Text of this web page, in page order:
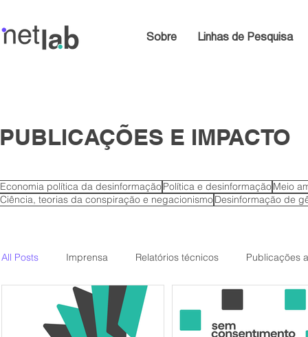
Sobre Linhas de Pesquisa
PUBLICAÇÕES E IMPACTO
Economia política da desinformaçãoPolítica e desinformaçãoMeio
Ciência, teorias da conspiração e negacionismoDesinformação de
All Posts Imprensa Relatórios técnicos Publicações